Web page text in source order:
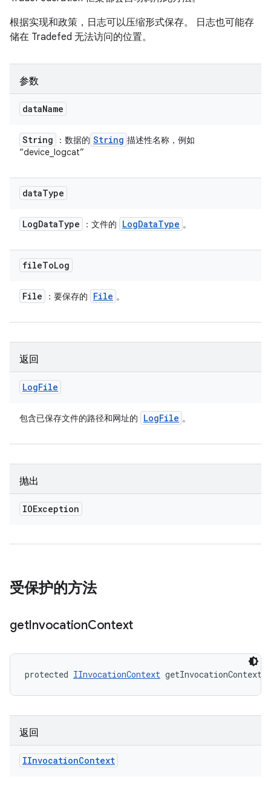
根据实现和政策，日志可以压缩形式保存。 日志也可能存
储在 Tradefed 无法访问的位置。
参数
dataName
String ：数据的 String 描述性名称，例如
“device_logcat”
dataType
LogDataType ：文件的 LogDataType 。
fileToLog
File ：要保存的 File 。
返回
LogFile
包含已保存文件的路径和网址的 LogFile 。
抛出
IOException
受保护的方法
getInvocationContext
protected IInvocationContext getInvocationContext
返回
IInvocationContext